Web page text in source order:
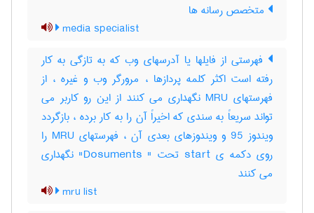
متخصص رسانه ها
media specialist
فهرستی از فایلها یا آدرسهای وب که به تازگی به کار
رفته است اکثر کلمه پردازها ، مرورگر وب و غیره ، از
فهرستهای MRU نگهداری می کنند از این رو کاربر می
تواند سریعاً به سندی که اخیراً آن را به کار برده ، بازگردد
ویندوز 95 و ویندوزهای بعدی آن ، فهرستهای MRU را
روی دکمه ی start تحت " Dosuments" نگهداری
می کنند
mru list